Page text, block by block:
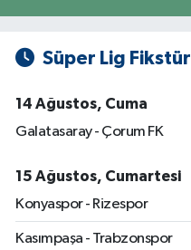
Süper Lig Fikstür
14 Ağustos, Cuma
Galatasaray - Çorum FK
15 Ağustos, Cumartesi
Konyaspor - Rizespor
Kasımpaşa - Trabzonspor